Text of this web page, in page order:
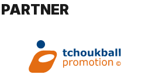
PARTNER